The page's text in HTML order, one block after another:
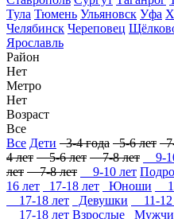
Тула Тюмень Ульяновск Уфа
Челябинск Череповец
Ярославль
Район
Нет
Метро
Нет
Возраст
Все
Все Дети 3-4 года 5-6 лет 7-
4 лет 5-6 лет 7-8 лет 9-
лет 7-8 лет 9-10 лет
16 лет
17-18 лет Юноши
17-18 лет
Девушки 11-12
17-18 лет Взрослые